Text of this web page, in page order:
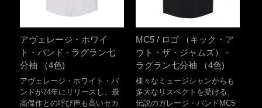
アヴェレージ・ホワイ
ト・バンド - ラグラン七
分袖 （4色)
アヴェレージ・ホワイト・バ
ンドが74年にリリースし、最
高傑作との呼び声も高いセカ
MC5 / ロゴ （キック・ア
ウト・ザ・ジャムズ） -
ラグラン七分袖 （4色)
様々なミュージシャンからも
多大なリスペクトを受ける、
伝説のガレージ・バンドMC5